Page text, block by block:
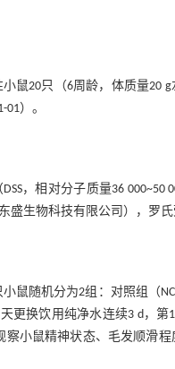
小鼠20只（6周龄，体质量
）。
，相对分子质量36
盛生物科技有限公司），罗氏
鼠随机分为2组：对照组（
天更换饮用纯净水连续3 d
小鼠精神状态、毛发顺滑